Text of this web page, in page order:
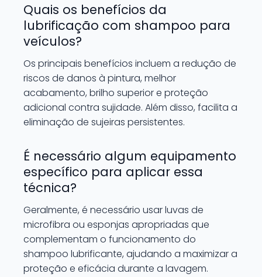
Quais os benefícios da
lubrificação com shampoo para
veículos?
Os principais benefícios incluem a redução de
riscos de danos à pintura, melhor
acabamento, brilho superior e proteção
adicional contra sujidade. Além disso, facilita a
eliminação de sujeiras persistentes.
É necessário algum equipamento
específico para aplicar essa
técnica?
Geralmente, é necessário usar luvas de
microfibra ou esponjas apropriadas que
complementam o funcionamento do
shampoo lubrificante, ajudando a maximizar a
proteção e eficácia durante a lavagem.